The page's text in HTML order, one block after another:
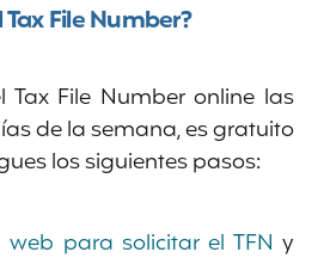
File Number?
Tax File Number online las
de la semana, es gratuito
los siguientes pasos:
web para solicitar el TFN y